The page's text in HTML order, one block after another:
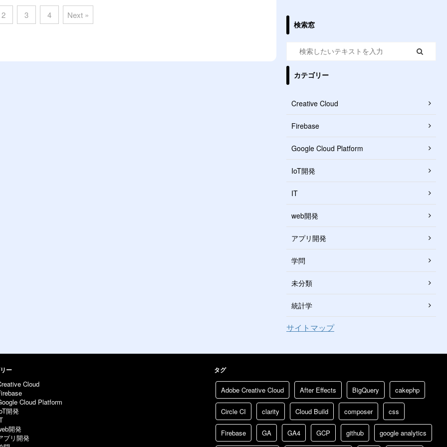
2 3 4 Next »
検索窓
カテゴリー
Creative Cloud
Firebase
Google Cloud Platform
IoT開発
IT
web開発
アプリ開発
学問
未分類
統計学
サイトマップ
ー
Cloud
Cloud Platform
開発
開発
プリ開発
タグ
Adobe Creative Cloud After Effects BigQuery cakephp
Circle CI clarity Cloud Build composer css
Firebase GA GA4 GCP github google analytics